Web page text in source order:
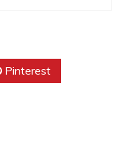
Pinterest